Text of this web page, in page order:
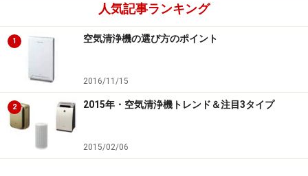
人気記事ランキング
1 空気清浄機の選び方のポイント
2016/11/15
2 2015年・空気清浄機トレンド＆注目3タイプ
2015/02/06